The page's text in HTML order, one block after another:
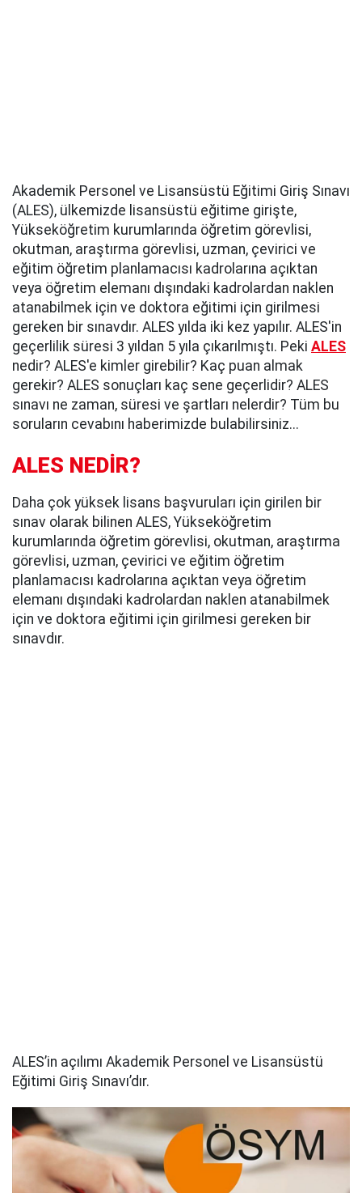
Akademik Personel ve Lisansüstü Eğitimi Giriş Sınavı
(ALES), ülkemizde lisansüstü eğitime girişte,
Yükseköğretim kurumlarında öğretim görevlisi,
okutman, araştırma görevlisi, uzman, çevirici ve
eğitim öğretim planlamacısı kadrolarına açıktan
veya öğretim elemanı dışındaki kadrolardan naklen
atanabilmek için ve doktora eğitimi için girilmesi
gereken bir sınavdır. ALES yılda iki kez yapılır. ALES'in
geçerlilik süresi 3 yıldan 5 yıla çıkarılmıştı. Peki ALES
nedir? ALES'e kimler girebilir? Kaç puan almak
gerekir? ALES sonuçları kaç sene geçerlidir? ALES
sınavı ne zaman, süresi ve şartları nelerdir? Tüm bu
soruların cevabını haberimizde bulabilirsiniz...
ALES NEDİR?
Daha çok yüksek lisans başvuruları için girilen bir
sınav olarak bilinen ALES, Yükseköğretim
kurumlarında öğretim görevlisi, okutman, araştırma
görevlisi, uzman, çevirici ve eğitim öğretim
planlamacısı kadrolarına açıktan veya öğretim
elemanı dışındaki kadrolardan naklen atanabilmek
için ve doktora eğitimi için girilmesi gereken bir
sınavdır.
ALES’in açılımı Akademik Personel ve Lisansüstü
Eğitimi Giriş Sınavı’dır.